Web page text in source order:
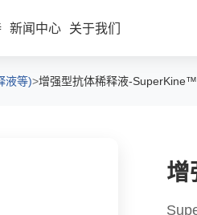
蛋白纯化
新闻中心 关于我们
液等)>增强型抗体稀释液-SuperKine™
增